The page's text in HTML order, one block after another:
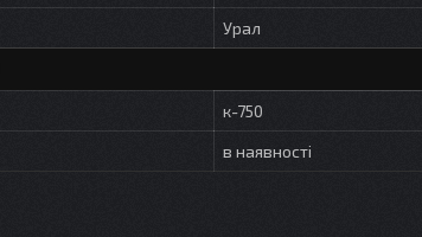
Урал
к-750
в наявності